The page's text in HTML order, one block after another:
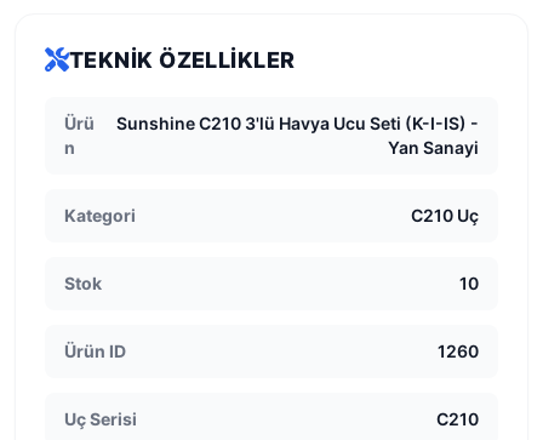
TEKNIK ÖZELLIKLER
Ürü
n
Sunshine C210 3'lü Havya Ucu Seti (K-I-IS) -
Yan Sanayi
Kategori C210 Uç
Stok 10
Ürün ID 1260
Uç Serisi C210